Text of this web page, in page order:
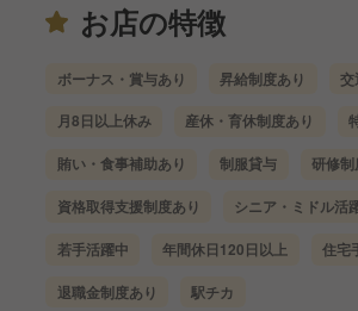
お店の特徴
ボーナス・賞与あり 昇給制度あり 交
月8日以上休み 産休・育休制度あり
賄い・食事補助あり 制服貸与 研修制
資格取得支援制度あり シニア・ミドル活
若手活躍中 年間休日120日以上 住宅
退職金制度あり 駅チカ